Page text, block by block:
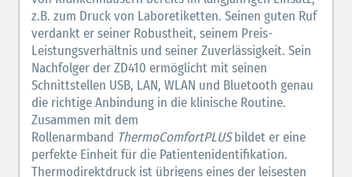
z.B. zum Druck von Laboretiketten. Seinen guten Ruf
verdankt er seiner Robustheit, seinem Preis-
Leistungsverhältnis und seiner Zuverlässigkeit. Sein
Nachfolger der ZD410 ermöglicht mit seinen
Schnittstellen USB, LAN, WLAN und Bluetooth genau
die richtige Anbindung in die klinische Routine.
Zusammen mit dem
Rollenarmband ThermoComfortPLUSbildet er eine
perfekte Einheit für die Patientenidentifikation.
Thermodirektdruck ist übrigens eines der leisesten